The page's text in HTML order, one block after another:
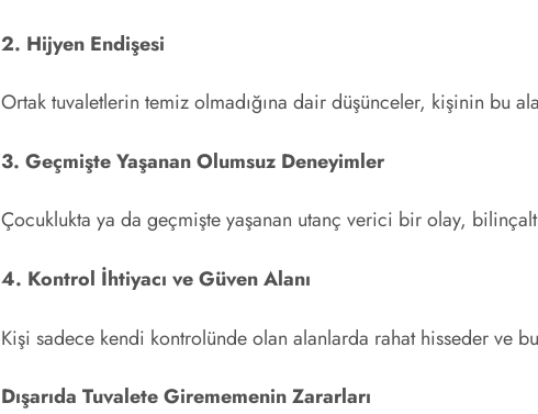
2. Hijyen Endişesi
Ortak tuvaletlerin temiz olmadığına dair düşünceler, kişinin bu
3. Geçmişte Yaşanan Olumsuz Deneyimler
Çocuklukta ya da geçmişte yaşanan utanç verici bir olay,
4. Kontrol İhtiyacı ve Güven Alanı
Kişi sadece kendi kontrolünde olan alanlarda rahat hisseder ve bu
Dışarıda Tuvalete Girememenin Zararları